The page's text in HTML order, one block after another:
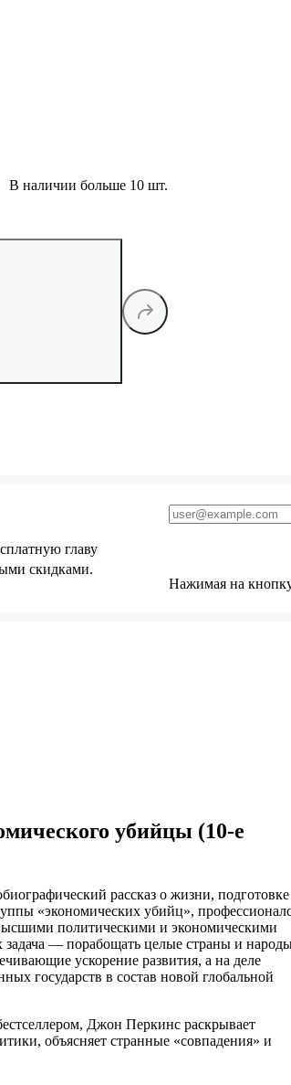
В наличии больше 10 шт.
убийцы (10-е
рассказ о жизни,
«экономических убийц»,
политическими и экономическими
— порабощать целые страны и
ускорение развития, а на деле
государств в состав новой глобальной
Джон Перкинс раскрывает
объясняет странные «совпадения» и
главу
скидками.
Нажимая на